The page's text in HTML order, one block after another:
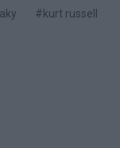
#kurt russell